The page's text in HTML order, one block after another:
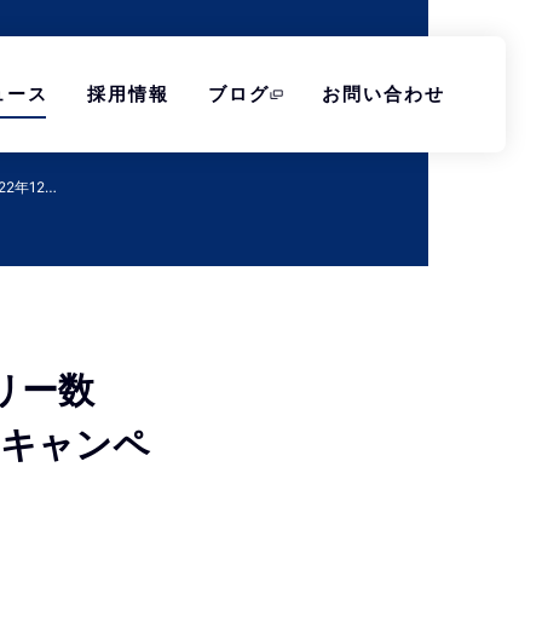
ース 採用情報 ブログ お問い合わせ
年12…
ー数
ャンペ